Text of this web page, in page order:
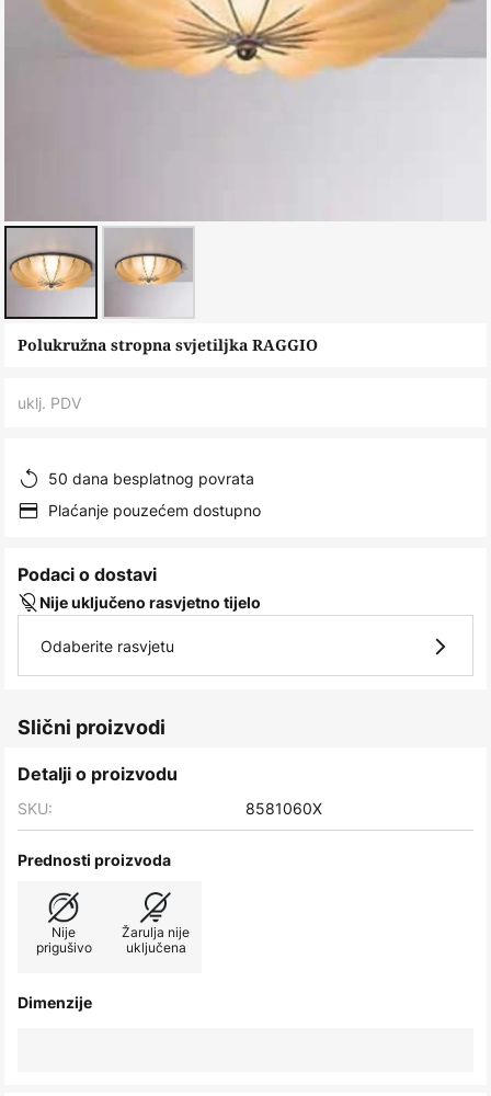
Skip
beginning
the
images
Polukružna stropna svjetiljka RAGGIO
uklj. PDV
50 dana besplatnog povrata
Plaćanje pouzećem dostupno
Podaci o dostavi
Nije uključeno rasvjetno tijelo
Odaberite rasvjetu
Slični proizvodi
Detalji o proizvodu
SKU: 8581060X
Prednosti proizvoda
Nije
prigušivo
Žarulja nije
uključena
Dimenzije